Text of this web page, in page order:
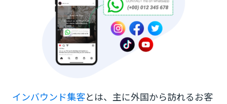
高い費用対効果が望める
インバウンドマーケティングのデメリットや課題
外部環境の影響を受けやすい
成果を引き出すまでに時間がかかりやすい
インバウンド集客とは、主に外国から訪れるお客